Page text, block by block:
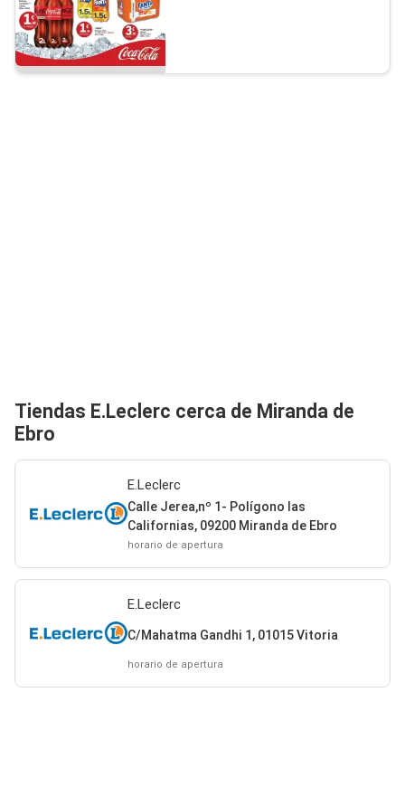
Tiendas E.Leclerc cerca de Miranda de
Ebro
E.Leclerc
Calle Jerea,nº 1- Polígono las
Californias, 09200 Miranda de Ebro
horario de apertura
E.Leclerc
C/Mahatma Gandhi 1, 01015 Vitoria
horario de apertura